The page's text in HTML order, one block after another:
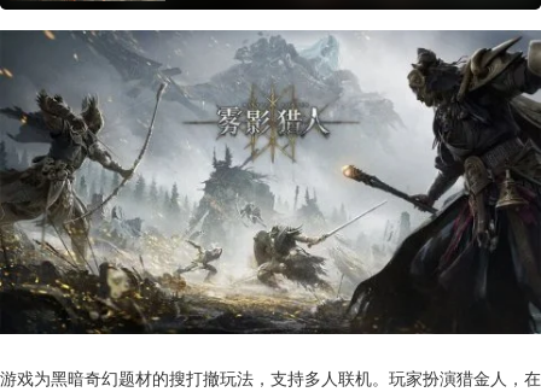
游戏为黑暗奇幻题材的搜打撤玩法，支持多人联机。玩家扮演猎金人，在